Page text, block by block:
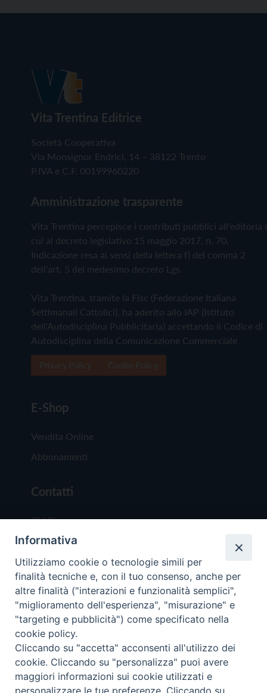
Vita Trentina Editrice
Società Cooperativa
Via Monsignor Endrici, 14 – 38122 Trento
P.IVA e C.F. 00199960220
Amministrazione trasparente
Vita Trentina percepisce i contributi pubblici all'editoria
cui al decreto legislativo 15 maggio 2017, n. 70.
Indicazione resa ai sensi della lettera f) del comma 2
dell'art. 5 del medesimo decreto Lgs.
Vita Trentina, tramite la Fisc (Federazione Italiana
Settimanali Cattolici), ha aderito allo IAP (Istituto
dell'Autodisciplina Pubblicitaria) accettando il Codice di
Autodisciplina della Comunicazione Commerciale
E-Shop
Vendita Online
Abbonamenti
Contatti
Chi Siamo
Redazione
Scrivici
Copyright © 2019 - Tutti i diritti riservati - Vita
Trentina Editrice
Privacy Policy
Informativa
Utilizziamo cookie o tecnologie simili per
finalità tecniche e, con il tuo consenso, anche per
altre finalità ("interazioni e funzionalità semplici",
"miglioramento dell'esperienza", "misurazione" e
"targeting e pubblicità") come specificato nella
cookie policy.
Cliccando su "accetta" acconsenti all'utilizzo dei
cookie. Cliccando su "personalizza" puoi avere
maggiori informazioni sui cookie utilizzati e